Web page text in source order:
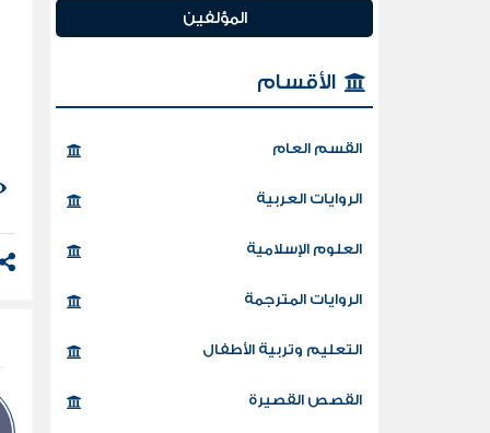
المؤلفين
الأقسام
القسم العام
الروايات العربية
العلوم الإسلامية
الروايات المترجمة
التعليم وتربية الأطفال
القصص القصيرة